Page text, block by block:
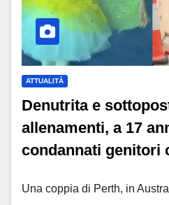
ATTUALITÀ
Denutrita e
allenamenti, a 17
condannati genitori
Una coppia di Perth, in